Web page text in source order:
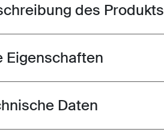
Toggle overview
des Produkts
Toggle features
Eigenschaften
Toggle techspec
Daten